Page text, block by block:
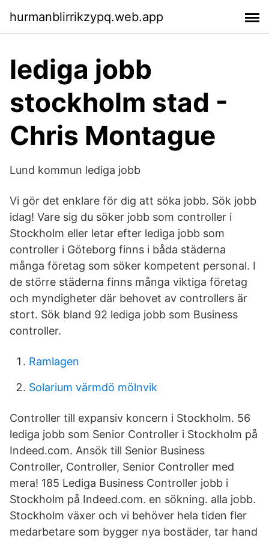
hurmanblirrikzypq.web.app
lediga jobb
stockholm stad -
Chris Montague
Lund kommun lediga jobb
Vi gör det enklare för dig att söka jobb. Sök jobb
idag! Vare sig du söker jobb som controller i
Stockholm eller letar efter lediga jobb som
controller i Göteborg finns i båda städerna
många företag som söker kompetent personal. I
de större städerna finns många viktiga företag
och myndigheter där behovet av controllers är
stort. Sök bland 92 lediga jobb som Business
controller.
Ramlagen
Solarium värmdö mölnvik
Controller till expansiv koncern i Stockholm. 56
lediga jobb som Senior Controller i Stockholm på
Indeed.com. Ansök till Senior Business
Controller, Controller, Senior Controller med
mera! 185 Lediga Business Controller jobb i
Stockholm på Indeed.com. en sökning. alla jobb.
Stockholm växer och vi behöver hela tiden fler
medarbetare som bygger nya bostäder, tar hand